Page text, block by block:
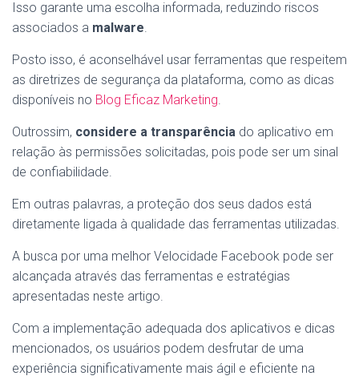
Isso garante uma escolha informada, reduzindo riscos
associados a malware.
Posto isso, é aconselhável usar ferramentas que respeitem
as diretrizes de segurança da plataforma, como as dicas
disponíveis no Blog Eficaz Marketing.
Outrossim, considere a transparência do aplicativo em
relação às permissões solicitadas, pois pode ser um sinal
de confiabilidade.
Em outras palavras, a proteção dos seus dados está
diretamente ligada à qualidade das ferramentas utilizadas.
A busca por uma melhor Velocidade Facebook pode ser
alcançada através das ferramentas e estratégias
apresentadas neste artigo.
Com a implementação adequada dos aplicativos e dicas
mencionados, os usuários podem desfrutar de uma
experiência significativamente mais ágil e eficiente na